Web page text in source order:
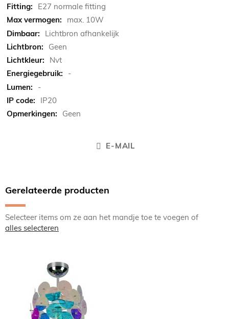
E27 normale fitting
max. 10W
Lichtbron afhankelijk
Geen
Nvt
-
-
IP20
Geen
E-MAIL
Gerelateerde producten
Selecteer items om ze aan het mandje toe te voegen of
alles selecteren